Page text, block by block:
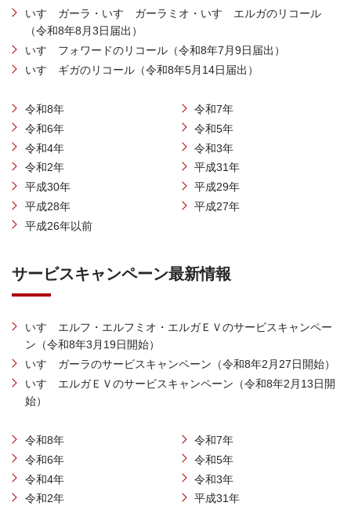
いすゞガーラ・いすゞガーラミオ・いすゞエルガのリコール
（令和8年8月3日届出）
いすゞフォワードのリコール（令和8年7月9日届出）
いすゞギガのリコール（令和8年5月14日届出）
令和8年
令和7年
令和6年
令和5年
令和4年
令和3年
令和2年
平成31年
平成30年
平成29年
平成28年
平成27年
平成26年以前
サービスキャンペーン最新情報
いすゞエルフ・エルフミオ・エルガＥＶのサービスキャンペー
ン（令和8年3月19日開始）
いすゞガーラのサービスキャンペーン（令和8年2月27日開始）
いすゞエルガＥＶのサービスキャンペーン（令和8年2月13日開
始）
令和8年
令和7年
令和6年
令和5年
令和4年
令和3年
令和2年
平成31年